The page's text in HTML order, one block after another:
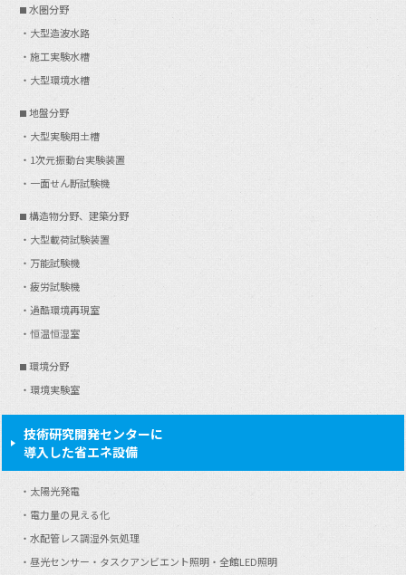
水圏分野
大型造波水路
施工実験水槽
大型環境水槽
地盤分野
大型実験用土槽
1次元振動台実験装置
一面せん断試験機
構造物分野、建築分野
大型載荷試験装置
万能試験機
疲労試験機
過酷環境再現室
恒温恒湿室
環境分野
環境実験室
技術研究開発センターに
導入した省エネ設備
太陽光発電
電力量の見える化
水配管レス調湿外気処理
昼光センサー・タスクアンビエント照明・全館LED照明